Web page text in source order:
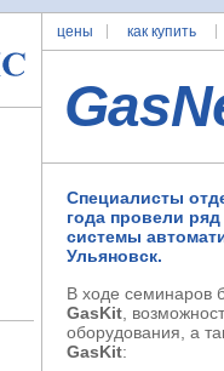
цены как купить
Специалисты
года провели
системы
Ульяновск.
В ходе семинаров
GasKit ,
оборудования, а
GasKit: